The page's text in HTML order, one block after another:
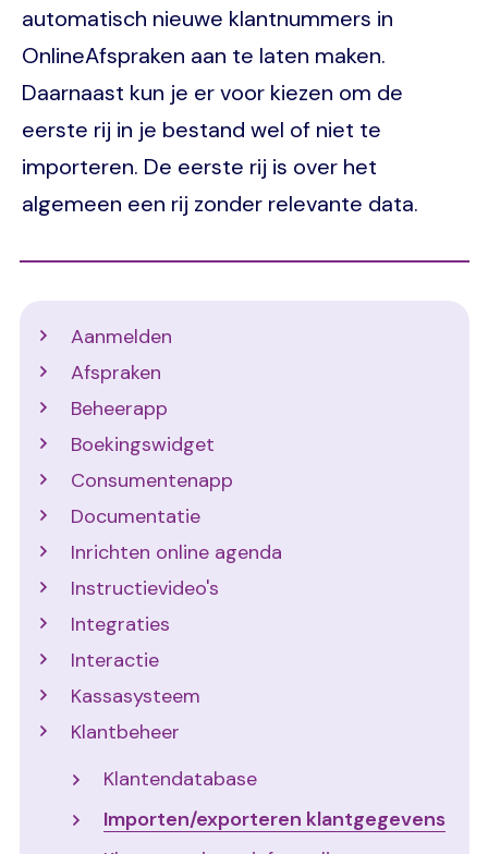
automatisch nieuwe klantnummers in
OnlineAfspraken aan te laten maken.
Daarnaast kun je er voor kiezen om de
eerste rij in je bestand wel of niet te
importeren. De eerste rij is over het
algemeen een rij zonder relevante data.
Aanmelden
Afspraken
Beheerapp
Boekingswidget
Consumentenapp
Documentatie
Inrichten online agenda
Instructievideo's
Integraties
Interactie
Kassasysteem
Klantbeheer
Klantendatabase
Importen/exporteren klantgegevens